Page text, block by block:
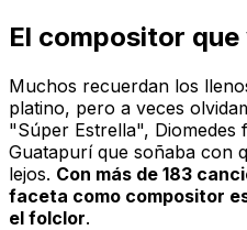
El compositor
Muchos recuerdan los
platino, pero a veces
"Súper Estrella", Diomedes
Guatapuríque soñaba con
lejos. Con más de 183
faceta como compositor
el folclor.